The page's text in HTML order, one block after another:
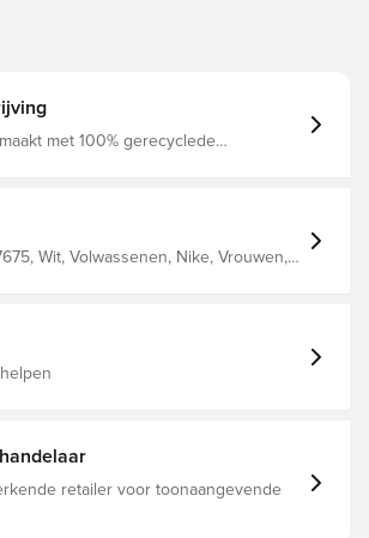
met 100% gerecyclede
op de rug en mouwen helpen je
Gemaakt van 100%
Wit, Volwassenen, Nike, Vrouwen,
retailer voor toonaangevende